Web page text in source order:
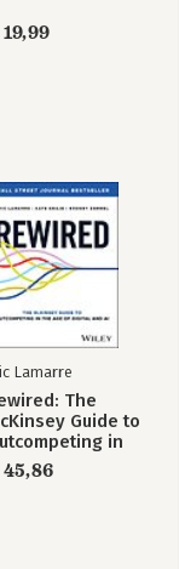
Lamarre
The
Guide to
in
Age of Digital
AI